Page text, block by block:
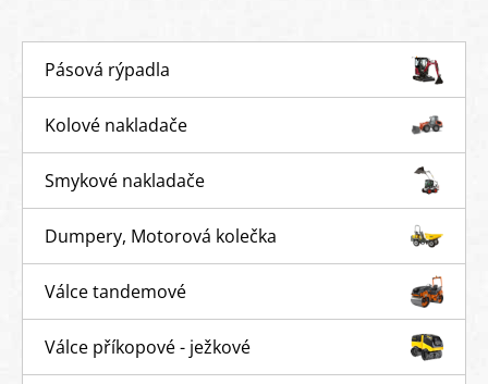
Pásová rýpadla
Kolové nakladače
Smykové nakladače
Dumpery, Motorová kolečka
Válce tandemové
Válce příkopové - ježkové